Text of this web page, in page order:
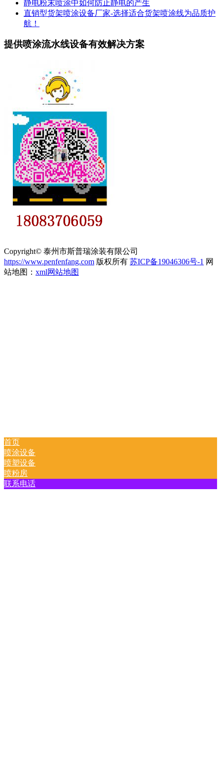
静电粉末喷涂中如何防止静电的产生
直销型货架喷涂设备厂家-选择适合货架喷涂线为品质护
航！
提供喷涂流水线设备有效解决方案
Copyright© 泰州市斯普瑞涂装有限公司
https://www.penfenfang.com 版权所有 苏ICP备19046306号-1 网
站地图： xml网站地图
首页
喷涂设备
喷塑设备
喷粉房
联系电话